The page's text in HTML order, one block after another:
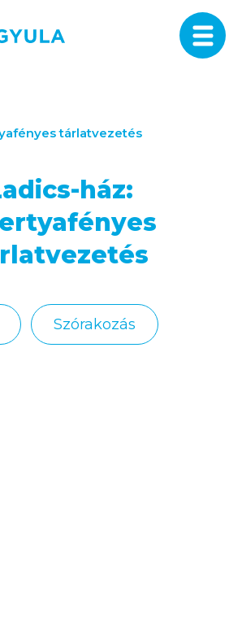
tárlatvezetés
ház:
Szórakozás